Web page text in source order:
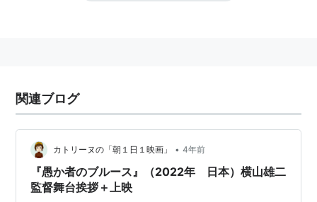
血液型：A型
関連ブログ
カトリーヌの「朝１日１映画」 • 4年前
『愚か者のブルース』（2022年 日本）横山雄二
監督舞台挨拶＋上映